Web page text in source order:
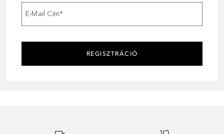
E-Mail Cím*
REGISZTRÁCIÓ